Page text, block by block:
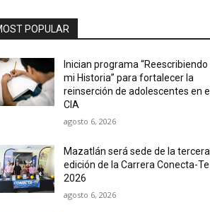
POPULAR
Inician programa “Reescribiendo
mi Historia” para fortalecer la
reinserción de adolescentes en el
CIA
agosto 6, 2026
Mazatlán será sede de la tercera
edición de la Carrera Conecta-Te
2026
agosto 6, 2026